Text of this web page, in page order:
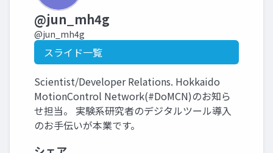
@jun_mh4g
@jun_mh4g
スライド一覧
Scientist/Developer Relations. Hokkaido
MotionControl Network(#DoMCN)のお知ら
せ担当。 実験系研究者のデジタルツール導入
のお手伝いが本業です。